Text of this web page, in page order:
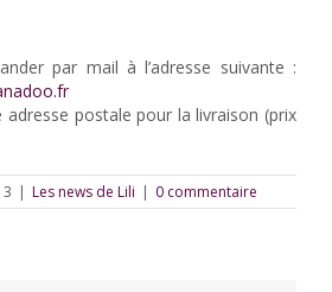
par mail à l’adresse suivante :
adresse postale pour la livraison (prix
| Les news de Lili | 0 commentaire